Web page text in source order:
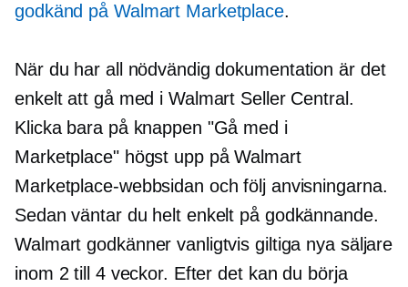
godkänd på Walmart Marketplace.
När du har all nödvändig dokumentation är det
enkelt att gå med i Walmart Seller Central.
Klicka bara på knappen "Gå med i
Marketplace" högst upp på Walmart
Marketplace-webbsidan och följ anvisningarna.
Sedan väntar du helt enkelt på godkännande.
Walmart godkänner vanligtvis giltiga nya säljare
inom 2 till 4 veckor. Efter det kan du börja